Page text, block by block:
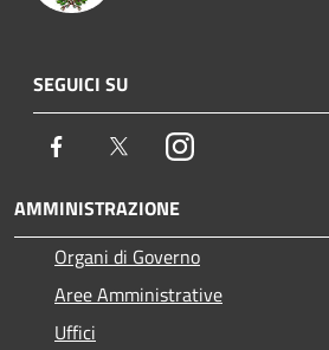
SEGUICI SU
Facebook TwitterInstagram
AMMINISTRAZIONE
Organi di Governo
Aree Amministrative
Uffici